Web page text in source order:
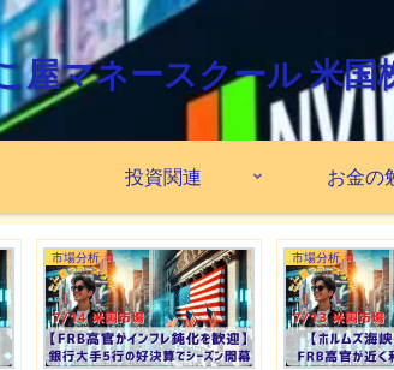
屋マネースクール 米国
投資関連 お金の
市場分析 市場分析